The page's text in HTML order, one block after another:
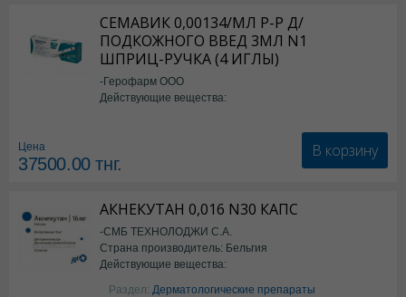
СЕМАВИК 0,00134/МЛ Р-Р Д/
ПОДКОЖНОГО ВВЕД 3МЛ N1
ШПРИЦ-РУЧКА (4 ИГЛЫ)
-Герофарм ООО
Действующие вещества:
Цена
37500.00тнг.
В корзину
АКНЕКУТАН 0,016 N30 КАПС
-СМБ ТЕХНОЛОДЖИ С.А.
Страна производитель: Бельгия
Действующие вещества:
Изотретиноин
Раздел: Дерматологические препараты